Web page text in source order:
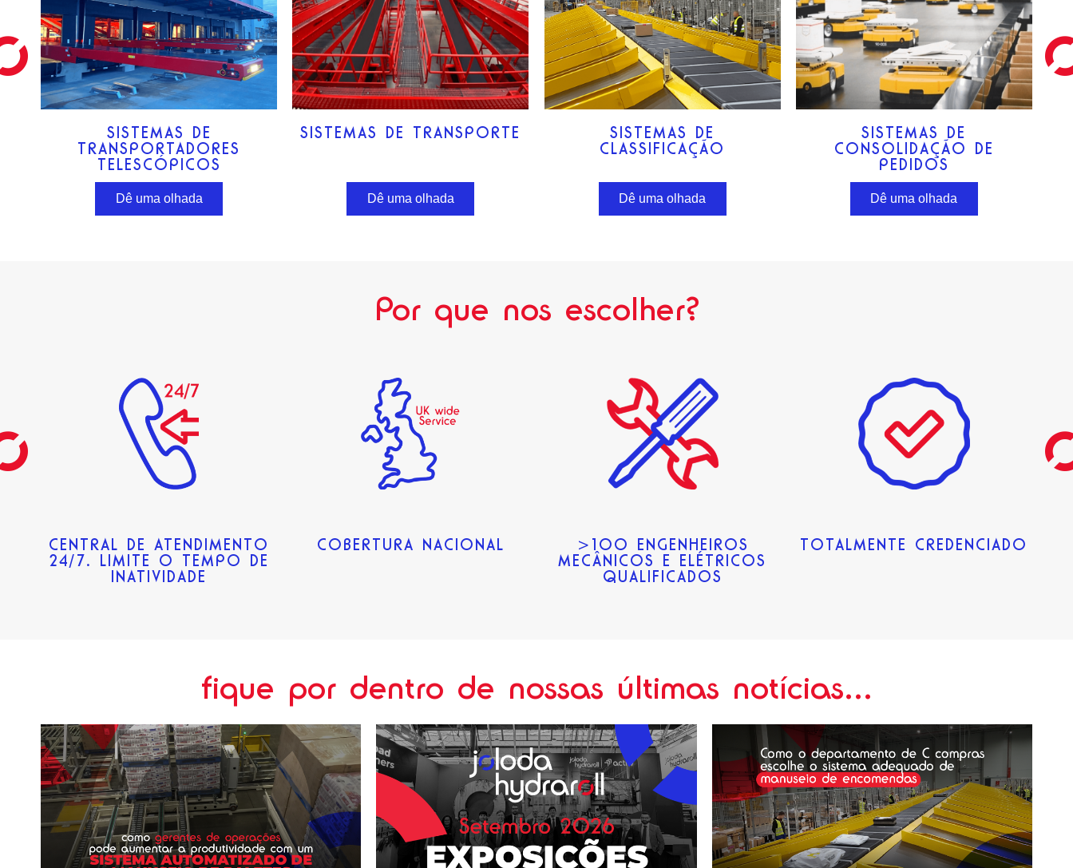
SISTEMAS DE
TRANSPORTADORES
TELESCÓPICOS
Dê uma olhada
SISTEMAS DE TRANSPORTE
Dê uma olhada
SISTEMAS DE
CLASSIFICAÇÃO
Dê uma olhada
SISTEMAS DE
CONSOLIDAÇÃO DE
PEDIDOS
Dê uma olhada
Por que nos escolher?
CENTRAL DE ATENDIMENTO
24/7. LIMITE O TEMPO DE
INATIVIDADE
COBERTURA NACIONAL
>100 ENGENHEIROS
MECÂNICOS E ELÉTRICOS
QUALIFICADOS
TOTALMENTE CREDENCIADO
fique por dentro de nossas últimas notícias...